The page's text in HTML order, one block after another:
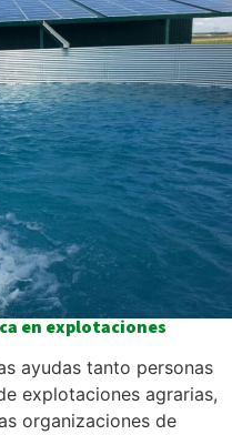
en explotaciones
ayudas tanto personas
explotaciones agrarias,
organizaciones de